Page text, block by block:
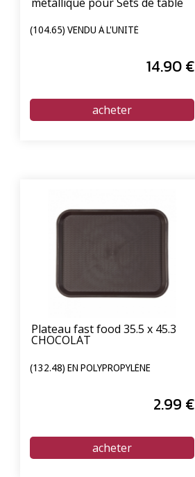
(104.65) VENDU À L'UNITÉ
14.90€
Plateau fast food 35.5 x 45.3
CHOCOLAT
(132.48) EN POLYPROPYLÈNE
2.99 €